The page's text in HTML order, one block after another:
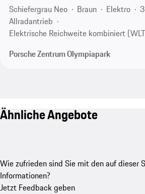
Schiefergrau Neo
Braun Elektro
Allradantrieb
Elektrische Reichweite kombiniert
Porsche Zentrum Olympiapark
Ähnliche Angebote
Wie zufrieden sind Sie mit den auf dieser
Informationen?
Jetzt Feedback geben